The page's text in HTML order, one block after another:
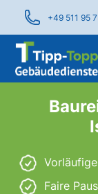
+49 511 95
Faire